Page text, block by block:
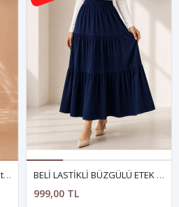
Önden Düğmeli Cepli Uzun Etek- ANTRASİT BELİ LASTİKLİ BÜZGÜLÜ ETEK LACİVERT
999,00 TL